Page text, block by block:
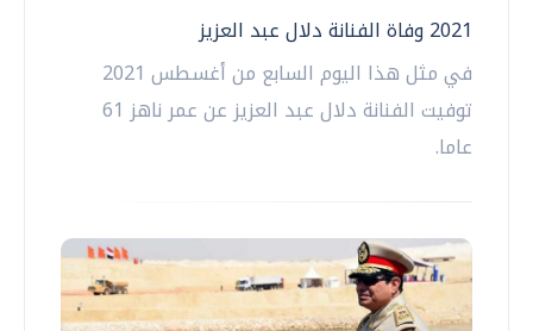
2021 وفاة الفنانة دلال عبد العزيز
في مثل هذا اليوم السابع من أغسطس 2021
توفيت الفنانة دلال عبد العزيز عن عمر ناهز 61
عاما.